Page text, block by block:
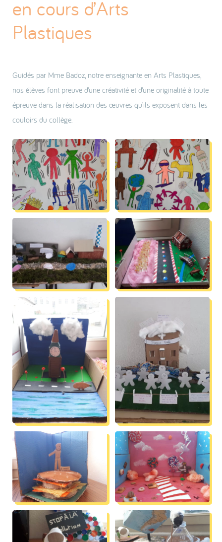
en cours d’Arts
Plastiques
Guidés par Mme Badoz, notre enseignante en Arts Plastiques,
nos élèves font preuve d’une créativité et d’une originalité à toute
épreuve dans la réalisation des œuvres qu’ils exposent dans les
couloirs du collège.